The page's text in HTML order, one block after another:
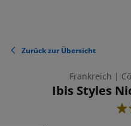
Zurück zur Übersicht
Frankreich |
Ibis Styles
3